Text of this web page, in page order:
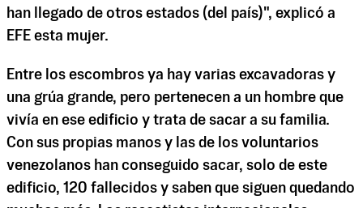
han llegado de otros estados (del país)", explicó a
EFE esta mujer.
Entre los escombros ya hay varias excavadoras y
una grúa grande, pero pertenecen a un hombre que
vivía en ese edificio y trata de sacar a su familia.
Con sus propias manos y las de los voluntarios
venezolanos han conseguido sacar, solo de este
edificio, 120 fallecidos y saben que siguen quedando